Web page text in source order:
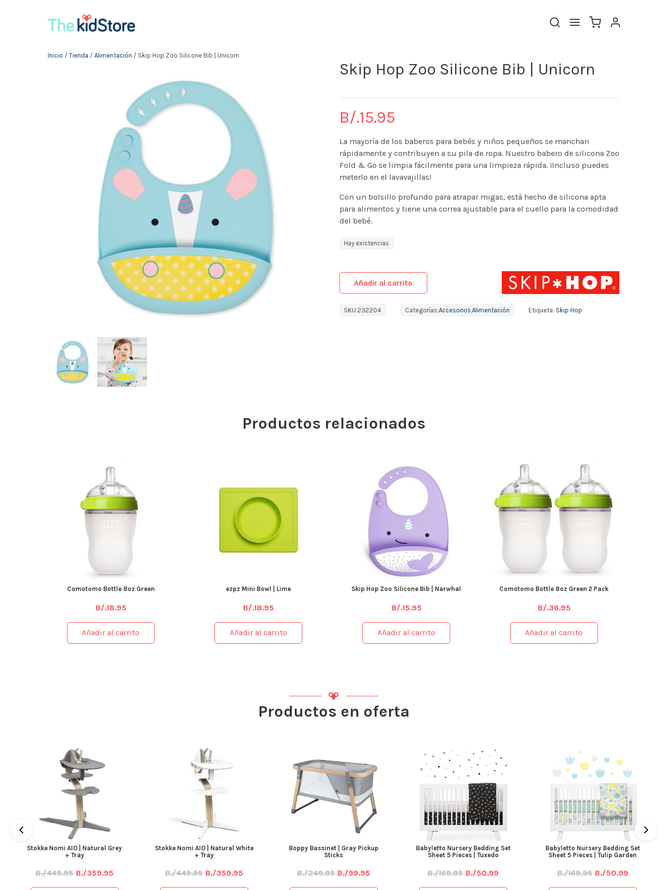
Inicio / Tienda / Alimentación / Skip Hop Zoo Silicone Bib | Unicorn
Skip Hop Zoo Silicone Bib | Unicorn
B/.15.95
La mayoría de los baberos para bebés y niños pequeños se manchan
rápidamente y contribuyen a su pila de ropa. Nuestro babero de silicona Zoo
Fold & Go se limpia fácilmente para una limpieza rápida. ¡Incluso puedes
meterlo en el lavavajillas!
Con un bolsillo profundo para atrapar migas, está hecho de silicona apta
para alimentos y tiene una correa ajustable para el cuello para la comodidad
del bebé.
Hay existencias
Añadir al carrito
SKU:232204 Categorías:Accesorios Alimentación Etiqueta: Skip Hop
Productos relacionados
Comotomo Bottle 8oz Green
B/.18.95
Añadir al carrito
ezpz Mini Bowl | Lime
B/.18.95
Añadir al carrito
Skip Hop Zoo Silicone Bib | Narwhal
B/.15.95
Añadir al carrito
Comotomo Bottle 8oz Green 2 Pack
B/.36.95
Añadir al carrito
Productos en oferta
Stokke Nomi AIO | Natural Grey
+ Tray
B./449.95 B./359.95
Stokke Nomi AIO | Natural White
+ Tray
B./449.95 B./359.95
Boppy Bassinet | Gray Pickup
Sticks
B./249.95 B./99.95
Babyletto Nursery Bedding Set
Sheet 5 Pieces | Tuxedo
B./169.95 B./50.99
Babyletto Nursery Bedding Set
Sheet 5 Pieces | Tulip Garden
B./169.95 B./50.99